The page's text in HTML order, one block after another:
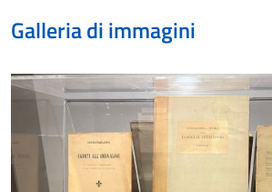
Galleria di immagini